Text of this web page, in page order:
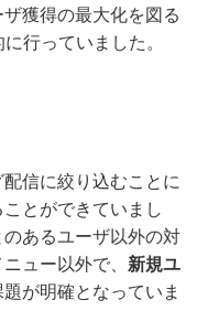
獲得の最大化を図る
行っていました。
信に絞り込むことに
とができていまし
あるユーザ以外の対
ュー以外で、 新規ユ
が明確となっていま